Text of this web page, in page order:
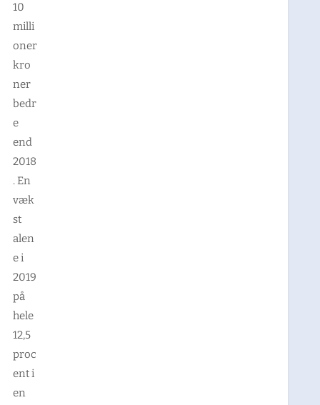
10
milli
oner
kro
ner
bedr
e
end
2018
. En
væk
st
alen
e i
2019
på
hele
12,5
proc
ent i
en